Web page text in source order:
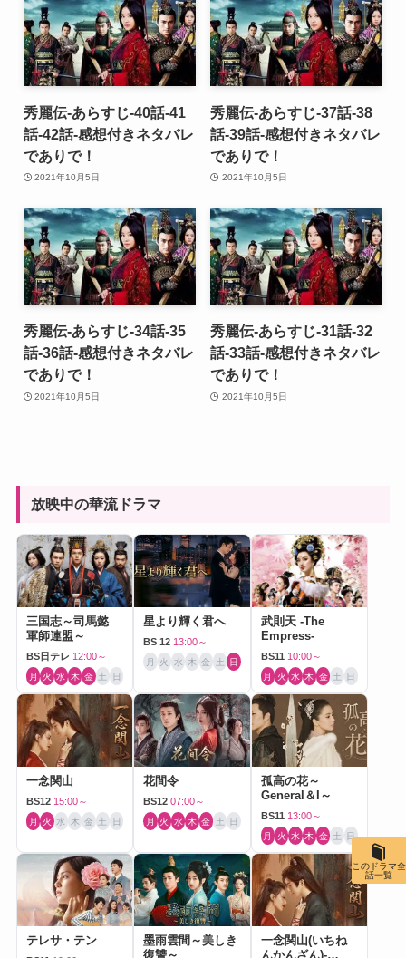
秀麗伝-あらすじ-40話-41
話-42話-感想付きネタバレ
でありで！
2021年10月5日
秀麗伝-あらすじ-37話-38
話-39話-感想付きネタバレ
でありで！
2021年10月5日
秀麗伝-あらすじ-34話-35
話-36話-感想付きネタバレ
でありで！
2021年10月5日
秀麗伝-あらすじ-31話-32
話-33話-感想付きネタバレ
でありで！
2021年10月5日
放映中の華流ドラマ
三国志～司馬懿
軍師連盟～
BS日テレ 12:00～
月 火 水 木 金 土 日
星より輝く君へ
BS 12 13:00～
月 火 水 木 金 土 日
武則天 -The
Empress-
BS11 10:00～
月 火 水 木 金 土 日
一念関山
BS12 15:00～
月 火 水 木 金 土 日
花間令
BS12 07:00～
月 火 水 木 金 土 日
孤高の花～
General＆I～
BS11 13:00～
月 火 水 木 金 土 日
テレサ・テン
墨雨雲間～美しき
復讐～
一念関山(いちね
んかんざん)-
このドラマ全
話一覧